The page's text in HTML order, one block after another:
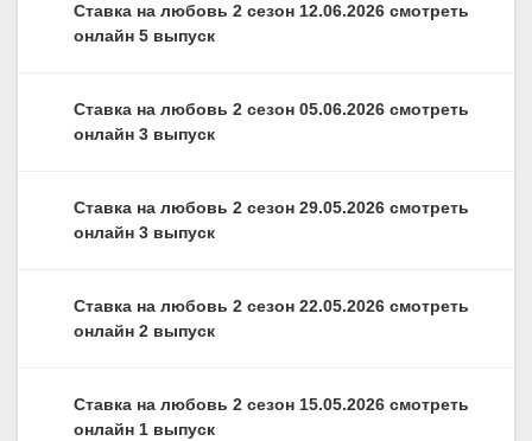
Ставка на любовь 2 сезон 12.06.2026 смотреть
онлайн 5 выпуск
Ставка на любовь 2 сезон 05.06.2026 смотреть
онлайн 3 выпуск
Ставка на любовь 2 сезон 29.05.2026 смотреть
онлайн 3 выпуск
Ставка на любовь 2 сезон 22.05.2026 смотреть
онлайн 2 выпуск
Ставка на любовь 2 сезон 15.05.2026 смотреть
онлайн 1 выпуск